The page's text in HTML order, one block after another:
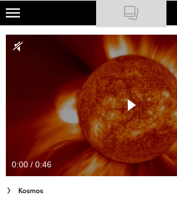
Skip
main
NATIONAL GEOGRAPHIC
Newsletter
Cuda Polski
Wielki Konkurs Fotograficzny
0:00 / 0:46
Kosmos